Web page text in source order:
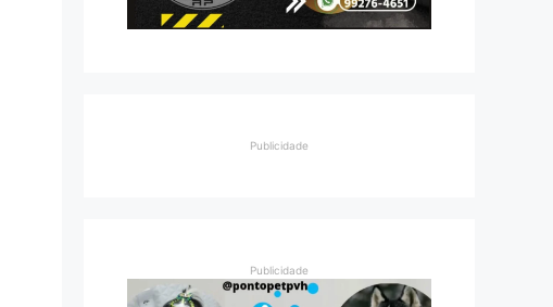
Publicidade
Publicidade